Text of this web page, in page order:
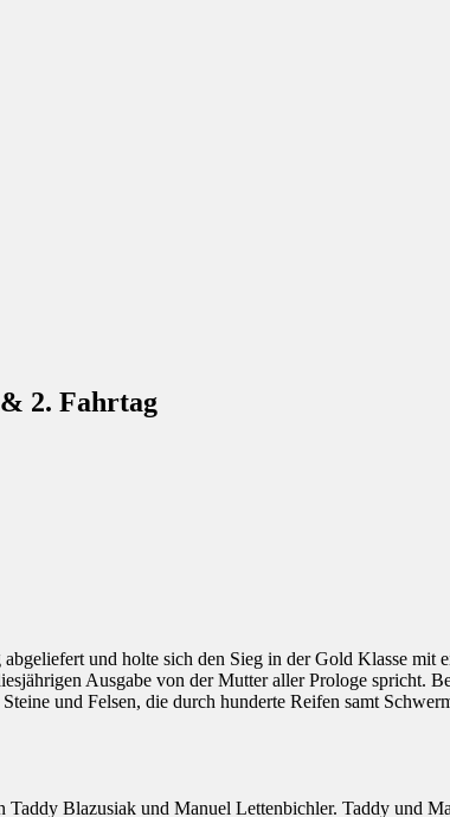
2. Fahrtag
abgeliefert und holte sich den Sieg in der Gold Klasse mit
Ausgabe von der Mutter aller Prologe spricht.
und Felsen, die durch hunderte Reifen samt
Blazusiak und Manuel Lettenbichler. Taddy und